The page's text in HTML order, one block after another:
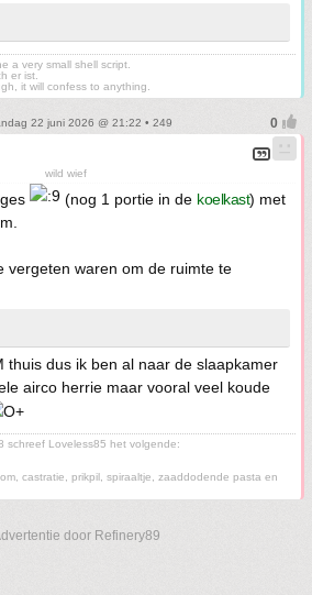
a very small shell script.
er ist.
it will confess to anything.
22 juni 2026 @ 21:22 • 249
wild wief
(nog 1 portie in de koelkast) met
vergeten waren om de ruimte te
thuis dus ik ben al naar de slaapkamer
airco herrie maar vooral veel koude
schreef Loveless85 het volgende:
castratie, prikpil, spiraaltje, zaaddodende pasta en
door Refinery89